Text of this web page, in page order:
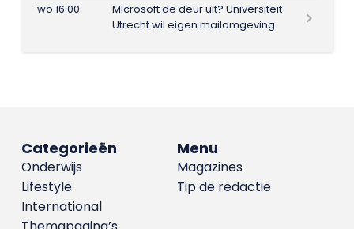
wo 16:00
Microsoft de deur uit? Universiteit
Utrecht wil eigen mailomgeving
Menu
Magazines
Tip de redactie
Categorieën
Onderwijs
Lifestyle
International